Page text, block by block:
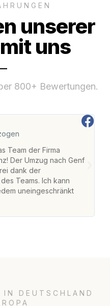
unserer
uns
800+ Bewertungen.
Team der Firma
Der Umzug nach Genf
dank der
Teams. Ich kann
uneingeschränkt
DEUTSCHLAND